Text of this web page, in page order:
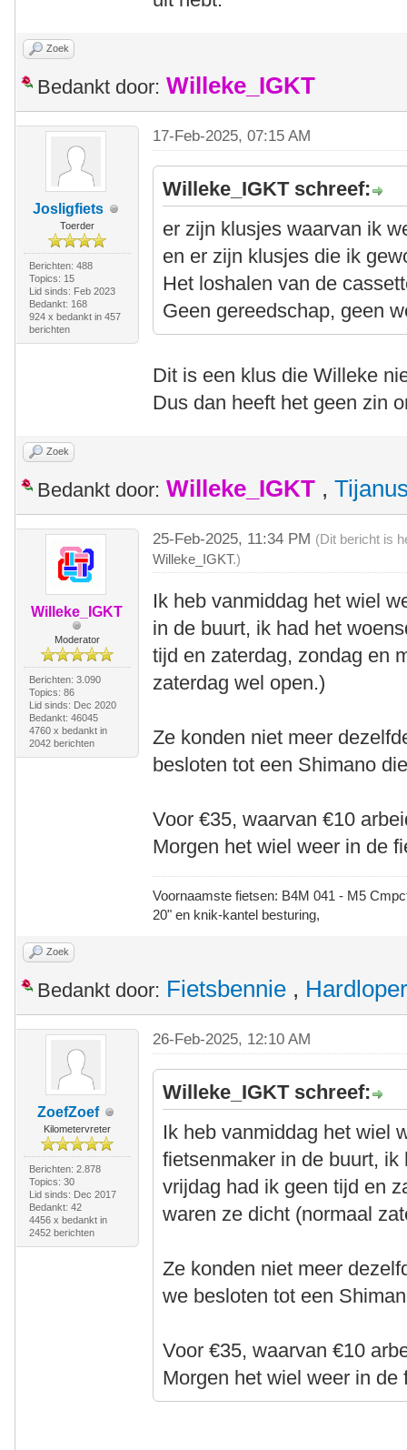
Zoek
Bedankt door: Willeke_IGKT
Josligfiets
Toerder
Berichten: 488
Topics: 15
Lid sinds: Feb 2023
Bedankt: 168
924 x bedankt in 457
berichten
17-Feb-2025, 07:15 AM
Willeke_IGKT schreef:
er zijn klusjes waarvan ik
en er zijn klusjes die ik
Het loshalen van de
Geen gereedschap, geen
Dit is een klus die Willeke
Dus dan heeft het geen zin
Zoek
Bedankt door: Willeke_IGKT ,
Willeke_IGKT
Moderator
Berichten: 3.090
Topics: 86
Lid sinds: Dec 2020
Bedankt: 46045
4760 x bedankt in
2042 berichten
25-Feb-2025, 11:34 PM (Dit bericht is
Willeke_IGKT.)
Ik heb vanmiddag het wiel
in de buurt, ik had het
tijd en zaterdag, zondag en
zaterdag wel open.)
Ze konden niet meer
besloten tot een Shimano
Voor €35, waarvan €10
Morgen het wiel weer in de
Voornaamste fietsen: B4M 041 - M5
20" en knik-kantel besturing,
Zoek
Bedankt door: Fietsbennie , Hardloper
ZoefZoef
Kilometervreter
Berichten: 2.878
Topics: 30
Lid sinds: Dec 2017
Bedankt: 42
4456 x bedankt in
2452 berichten
26-Feb-2025, 12:10 AM
Willeke_IGKT schreef:
Ik heb vanmiddag het wiel
fietsenmaker in de buurt,
vrijdag had ik geen tijd en
waren ze dicht (normaal
Ze konden niet meer
we besloten tot een
Voor €35, waarvan €10
Morgen het wiel weer in